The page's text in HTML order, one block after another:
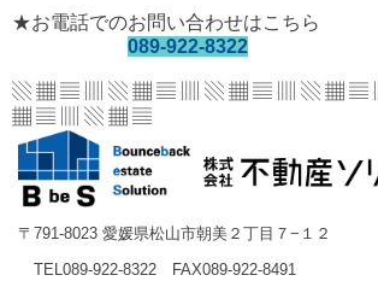
★お電話でのお問い合わせはこちら
089-922-8322
▧ ▦ ▤ ▥ ▧ ▦ ▤ ▥ ▧ ▦ ▤ ▥ ▧ ▦ ▤
▦ ▤ ▥ ▧ ▦ ▤
〒791-8023 愛媛県松山市朝美２丁目７−１２
TEL089-922-8322 FAX089-922-8491